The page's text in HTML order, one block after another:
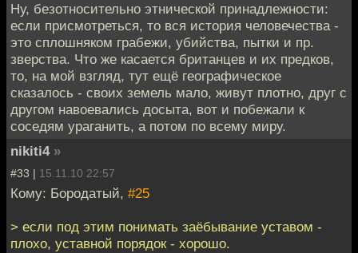
Ну, безотносительно этнической принадлежности:
если присмотреться, то вся история человечества -
это сплошняком грабежи, убийства, пытки и пр.
зверства. Что же касается британцев и их предков,
то, на мой взгляд, тут ещё географическое
сказалось - своих земель мало, живут плотно, друг с
другом навоевались досыта, вот и побежали к
соседям ураганить, а потом по всему миру.
nikiti4 »
#33 | 15.11.10 22:57
Кому: Бородатый, #25
> если под этим понимать заёбывание уставом -
плохо, уставной порядок - хорошо.